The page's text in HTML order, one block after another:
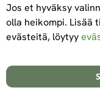
Tietoa meistä
Jos et hyväksy
olla heikompi. Lisää
evästeitä, löytyy